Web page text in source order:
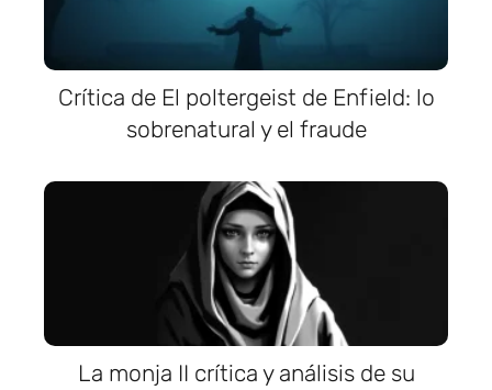
Crítica de El poltergeist de Enfield: lo
sobrenatural y el fraude
La monja II crítica y análisis de su